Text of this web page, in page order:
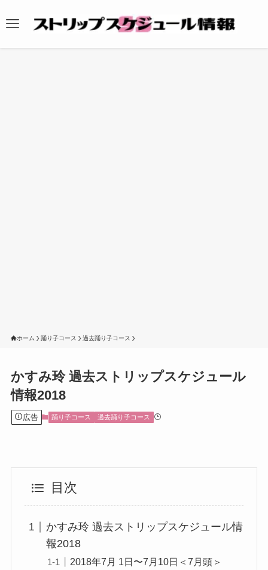
ホーム 踊り子コース 過去踊り子コース
かすみ玲 過去ストリップスケジュール
情報2018
広告 踊り子コース 過去踊り子コース
目次
かすみ玲 過去ストリップスケジュール情
報2018
2018年7月 1日〜7月10日＜7月頭＞